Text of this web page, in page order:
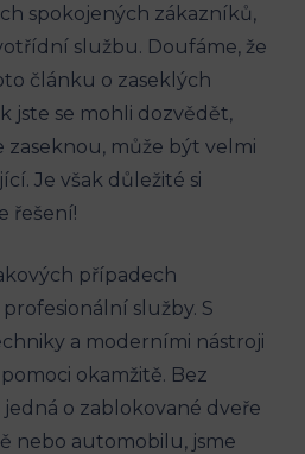
spokojených zákazníků,
službu. Doufáme, že
článku o zaseklých
jste se mohli dozvědět,
zaseknou, může být velmi
Je však důležité si
řešení!
případech
služby. S
a moderními nástroji
okamžitě. Bez
o zablokované dveře
nebo automobilu, jsme